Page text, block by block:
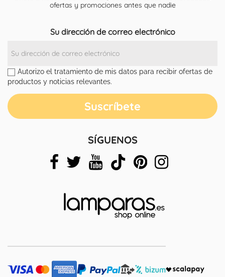
ofertas y promociones antes que nadie
Su dirección de correo electrónico
Autorizo el tratamiento de mis datos para recibir ofertas de
productos y noticias relevantes.
SÍGUENOS